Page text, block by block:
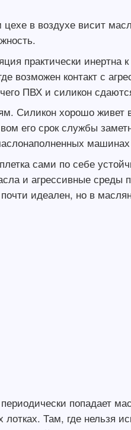
цехе в воздухе висит
практически инертна
возможен контакт с
ПВХ и силикон
Силикон хорошо
его срок службы
сами по себе
и агрессивные среды
идеален, но в
попадает
Там, где нельзя